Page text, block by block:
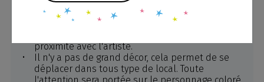
Groupes formés selon les groupes d'âge pour
mieux s'adapter aux besoins des enfants et
proximité avec l'artiste.
Il n'y a pas de grand décor, cela permet de se
déplacer dans tous type de local. Toute